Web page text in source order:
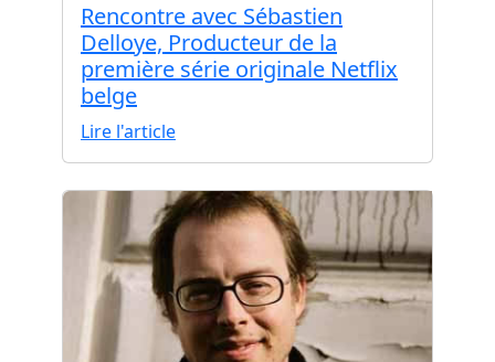
Rencontre avec Sébastien
Delloye, Producteur de la
première série originale Netflix
belge
Lire l'article